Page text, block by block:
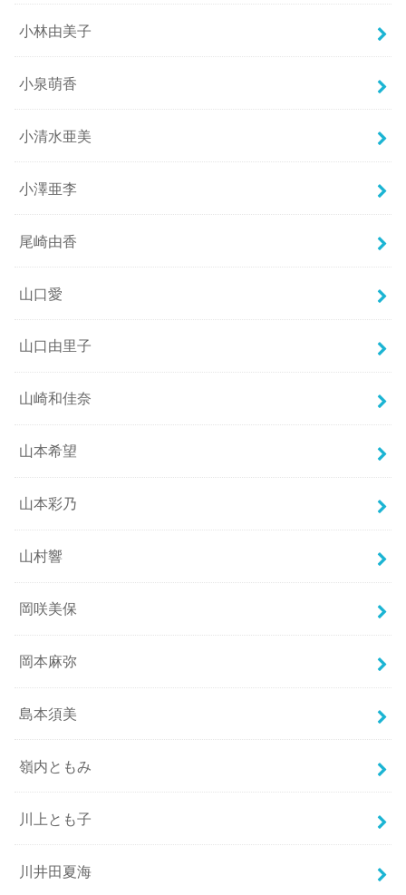
小林由美子
小泉萌香
小清水亜美
小澤亜李
尾崎由香
山口愛
山口由里子
山崎和佳奈
山本希望
山本彩乃
山村響
岡咲美保
岡本麻弥
島本須美
嶺内ともみ
川上とも子
川井田夏海